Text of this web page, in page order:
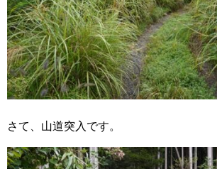
さて、山道突入です。